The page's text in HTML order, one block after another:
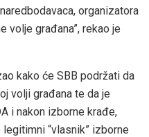
organizatora
volje građana”, rekao je
kako će SBB podržati da
volji građana te da je
i nakon izborne krađe,
“vlasnik” izborne